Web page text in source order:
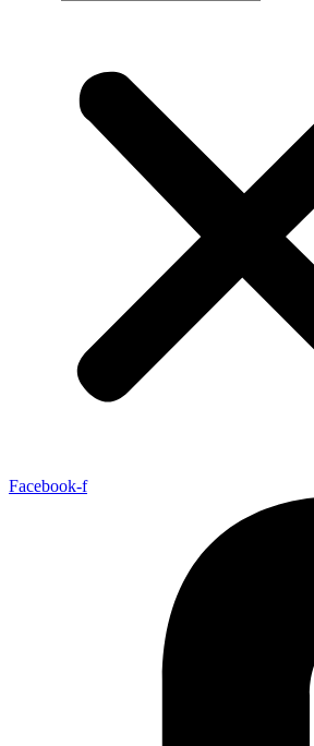
Facebook-f